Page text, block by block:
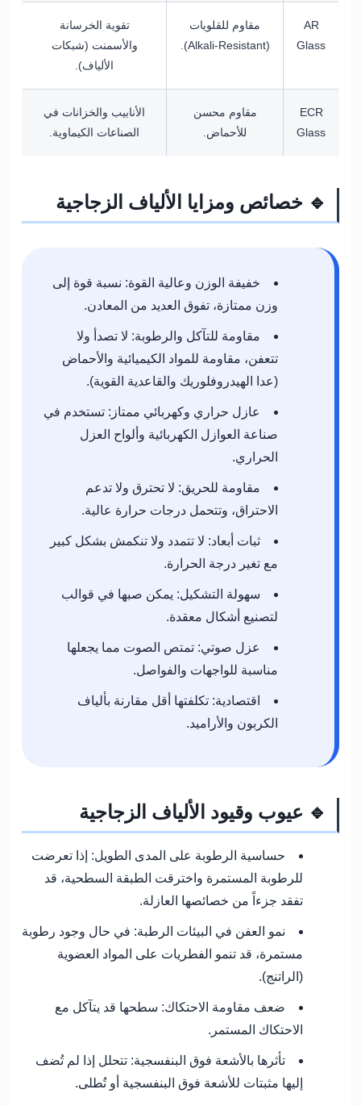
AR
Glass
مقاوم للقلويات
(Alkali-Resistant).
تقوية الخرسانة
والأسمنت (شبكات
الألياف).
ECR
Glass
مقاوم محسن
للأحماض.
الأنابيب والخزانات في
الصناعات الكيماوية.
🔹 خصائص ومزايا الألياف الزجاجية
خفيفة الوزن وعالية القوة: نسبة قوة إلى
وزن ممتازة، تفوق العديد من المعادن.
مقاومة للتآكل والرطوبة: لا تصدأ ولا
تتعفن، مقاومة للمواد الكيميائية والأحماض
(عدا الهيدروفلوريك والقاعدية القوية).
عازل حراري وكهربائي ممتاز: تستخدم في
صناعة العوازل الكهربائية وألواح العزل
الحراري.
مقاومة للحريق: لا تحترق ولا تدعم
الاحتراق، وتتحمل درجات حرارة عالية.
ثبات أبعاد: لا تتمدد ولا تنكمش بشكل كبير
مع تغير درجة الحرارة.
سهولة التشكيل: يمكن صبها في قوالب
لتصنيع أشكال معقدة.
عزل صوتي: تمتص الصوت مما يجعلها
مناسبة للواجهات والفواصل.
اقتصادية: تكلفتها أقل مقارنة بألياف
الكربون والأراميد.
🔹 عيوب وقيود الألياف الزجاجية
حساسية الرطوبة على المدى الطويل: إذا تعرضت
للرطوبة المستمرة واخترقت الطبقة السطحية، قد
تفقد جزءاً من خصائصها العازلة.
نمو العفن في البيئات الرطبة: في حال وجود رطوبة
مستمرة، قد تنمو الفطريات على المواد العضوية
(الراتنج).
ضعف مقاومة الاحتكاك: سطحها قد يتآكل مع
الاحتكاك المستمر.
تأثرها بالأشعة فوق البنفسجية: تتحلل إذا لم تُضف
إليها مثبتات للأشعة فوق البنفسجية أو تُطلى.